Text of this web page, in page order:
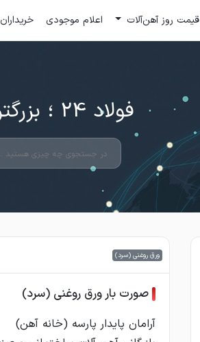
قیمت روز آهن‌آلات اعلام موجودی خریداران
فولاد 24 ؛ بزرگترین مرکز تجارت آنلاین فلزات
ورق روغنی (سرد)
صورت بار ورق روغنی (سرد)